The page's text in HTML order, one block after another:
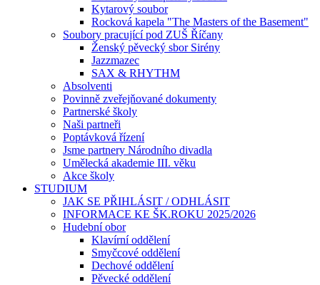
Kytarový soubor
Rocková kapela "The Masters of the Basement"
Soubory pracující pod ZUŠ Říčany
Ženský pěvecký sbor Sirény
Jazzmazec
SAX & RHYTHM
Absolventi
Povinně zveřejňované dokumenty
Partnerské školy
Naši partneři
Poptávková řízení
Jsme partnery Národního divadla
Umělecká akademie III. věku
Akce školy
STUDIUM
JAK SE PŘIHLÁSIT / ODHLÁSIT
INFORMACE KE ŠK.ROKU 2025/2026
Hudební obor
Klavírní oddělení
Smyčcové oddělení
Dechové oddělení
Pěvecké oddělení